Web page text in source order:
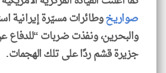
صواريخوطائرات مسيّرة إيرانية
والبحرين، ونفذت ضربات “للدفاع
جزيرة قشم ردًا على تلك الهجمات.